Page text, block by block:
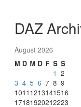
DAZ
August 2026
M D M D F S S
1 2
3 4 5 6 7 8 9
1011 1213141516
17181920212223